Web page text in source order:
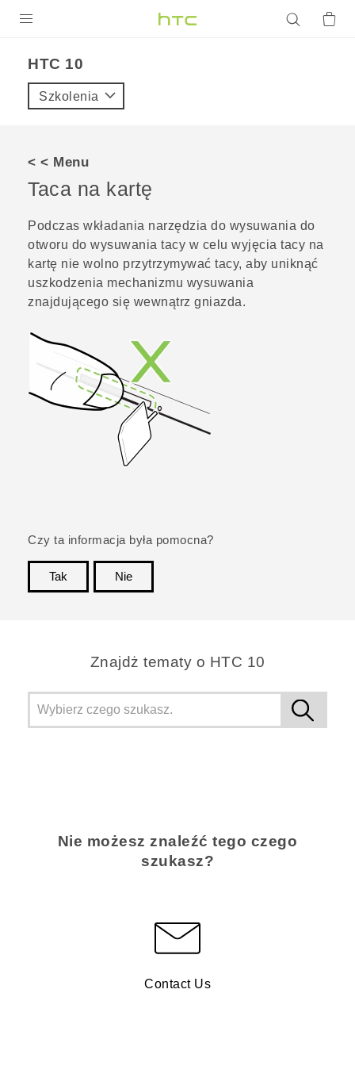
VIVE
POMOC TECHNICZNA
Urządzenia i akcesoria HTC
Zaloguj się
HTC 10‎
Szkolenia
< < Menu
Taca na kartę
Podczas wkładania narzędzia do wysuwania do
otworu do wysuwania tacy w celu wyjęcia tacy na
kartę nie wolno przytrzymywać tacy, aby uniknąć
uszkodzenia mechanizmu wysuwania
znajdującego się wewnątrz gniazda.
Czy ta informacja była pomocna?
Tak
Nie
Znajdż tematy o HTC 10
Nie możesz znaleźć tego czego
szukasz?
Contact Us